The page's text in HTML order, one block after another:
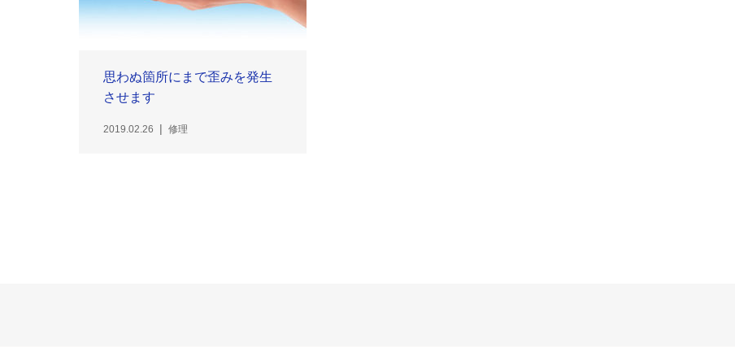
思わぬ箇所にまで歪みを発生
させます
2019.02.26 修理